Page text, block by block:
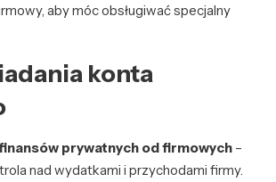
aby móc obsługiwać specjalny
konta
prywatnych od firmowych –
nad wydatkami i przychodami firmy.